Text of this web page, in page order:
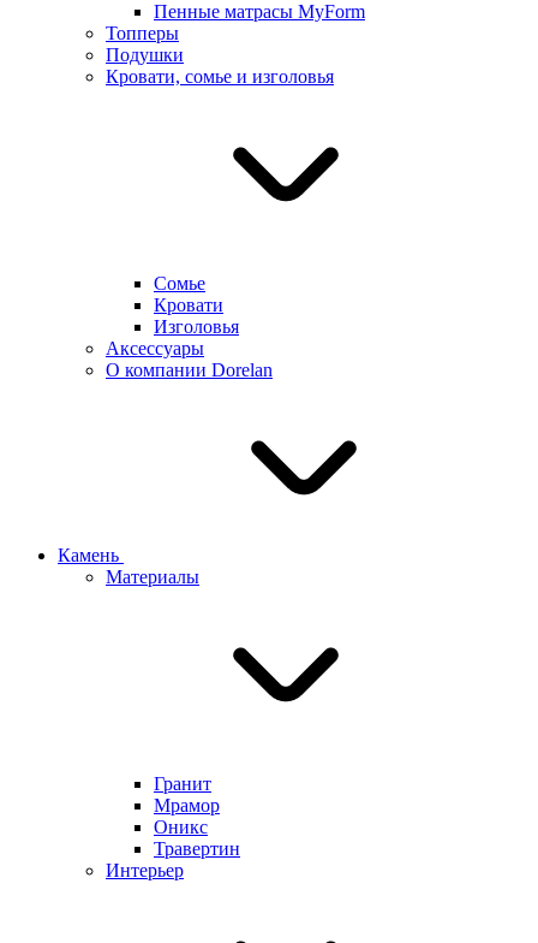
Пенные матрасы MyForm
Топперы
Подушки
Кровати, сомье и изголовья
Сомье
Кровати
Изголовья
Аксессуары
О компании Dorelan
Камень
Материалы
Гранит
Мрамор
Оникс
Травертин
Интерьер